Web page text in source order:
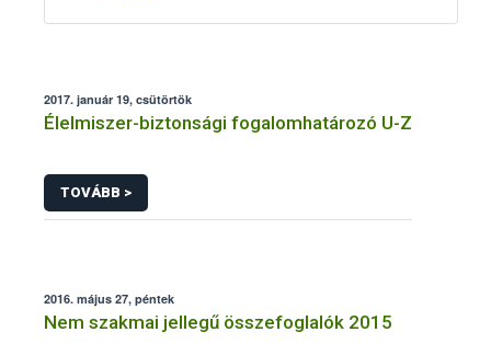
2017. január 19, csütörtök
Élelmiszer-biztonsági fogalomhatározó U-Z
TOVÁBB >
2016. május 27, péntek
Nem szakmai jellegű összefoglalók 2015